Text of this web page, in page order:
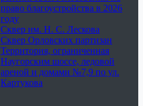
право благоустройства в 2026
году
Сквер им. Н. С. Лескова
Сквер Орловских партизан
Территория, ограниченная
Наугорским шоссе, ледовой
ареной и домами №7,9 по ул.
Картукова